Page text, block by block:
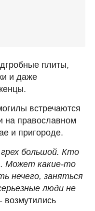
плиты,
и даже
встречаются
на православном
и пригороде.
большой. Кто
Может какие-то
нечего, заняться
люди не
возмутились